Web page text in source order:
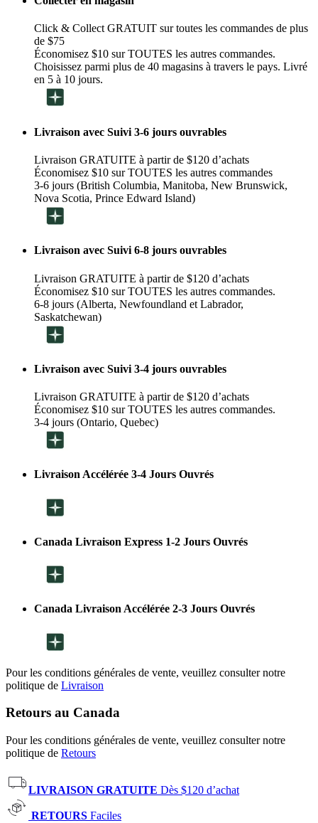
Click & Collect GRATUIT sur toutes les commandes de plus
de $75
Économisez $10 sur TOUTES les autres commandes.
Choisissez parmi plus de 40 magasins à travers le pays. Livré
en 5 à 10 jours.
Livraison avec Suivi 3-6 jours ouvrables
Livraison GRATUITE à partir de $120 d’achats
Économisez $10 sur TOUTES les autres commandes
3-6 jours (British Columbia, Manitoba, New Brunswick,
Nova Scotia, Prince Edward Island)
Livraison avec Suivi 6-8 jours ouvrables
Livraison GRATUITE à partir de $120 d’achats
Économisez $10 sur TOUTES les autres commandes.
6-8 jours (Alberta, Newfoundland et Labrador,
Saskatchewan)
Livraison avec Suivi 3-4 jours ouvrables
Livraison GRATUITE à partir de $120 d’achats
Économisez $10 sur TOUTES les autres commandes.
3-4 jours (Ontario, Quebec)
Livraison Accélérée 3-4 Jours Ouvrés
Canada Livraison Express 1-2 Jours Ouvrés
Canada Livraison Accélérée 2-3 Jours Ouvrés
Pour les conditions générales de vente, veuillez consulter notre
politique de Livraison
Retours au Canada
Pour les conditions générales de vente, veuillez consulter notre
politique de Retours
LIVRAISON GRATUITE Dès $120 d’achat
RETOURS Faciles